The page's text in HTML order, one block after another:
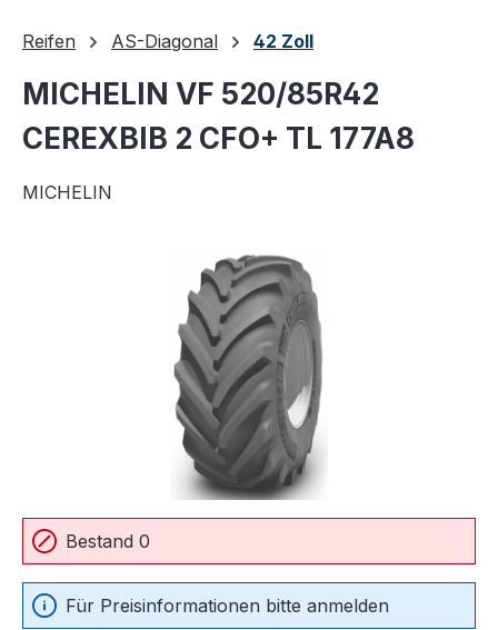
Reifen AS-Diagonal 42 Zoll
MICHELIN VF 520/85R42
CEREXBIB 2 CFO+ TL 177A8
MICHELIN
Bildergalerie überspringen
Bestand 0
Für Preisinformationen bitte anmelden